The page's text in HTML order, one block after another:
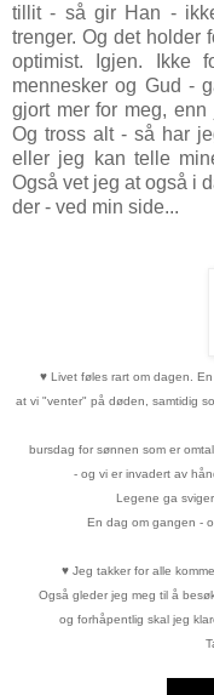
tillit - så gir Han -
trenger. Og det holder
optimist. Igjen. Ikke
mennesker og Gud -
gjort mer for meg,
Og tross alt - så har
eller jeg kan telle
Også vet jeg at også i
der - ved min side...
♥ Livet føles rart om dagen.
at vi "venter" på døden, samtidig
bursdag for sønnen som er
- og vi er invadert av
Legene ga
En dag om gangen -
♥ Jeg takker for alle
Også gleder jeg meg til å
og forhåpentlig skal jeg